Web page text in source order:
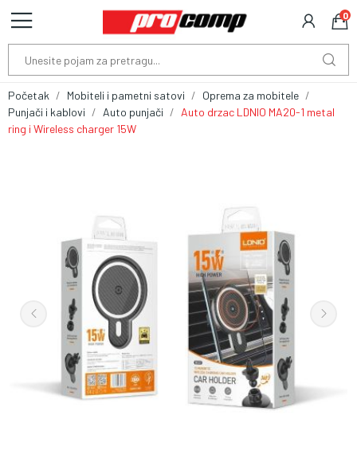
0
Početak Mobiteli i pametni satovi
Oprema za mobitele
Punjači i kablovi
Auto punjači
Auto drzac LDNIO MA20-1 metal
ring i Wireless charger 15W